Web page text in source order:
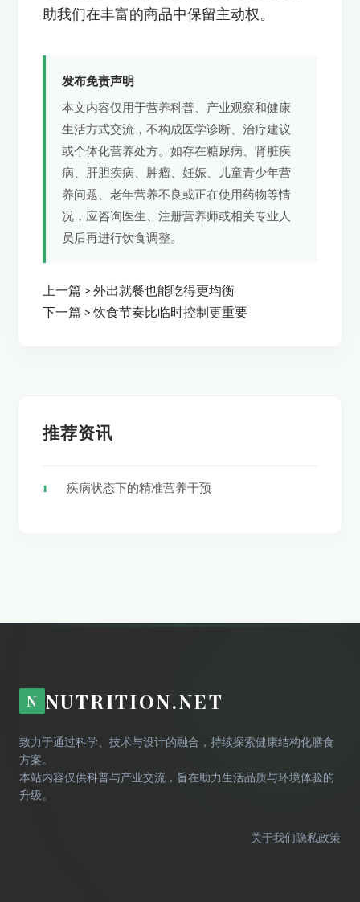
助我们在丰富的商品中保留主动权。
发布免责声明
本文内容仅用于营养科普、产业观察和健康
生活方式交流，不构成医学诊断、治疗建议
或个体化营养处方。如存在糖尿病、肾脏疾
病、肝胆疾病、肿瘤、妊娠、儿童青少年营
养问题、老年营养不良或正在使用药物等情
况，应咨询医生、注册营养师或相关专业人
员后再进行饮食调整。
上一篇 > 外出就餐也能吃得更均衡
下一篇 > 饮食节奏比临时控制更重要
推荐资讯
1 疾病状态下的精准营养干预
N NUTRITION.NET
致力于通过科学、技术与设计的融合，持续探索健康结构化膳食
方案。
本站内容仅供科普与产业交流，旨在助力生活品质与环境体验的
升级。
关于我们隐私政策